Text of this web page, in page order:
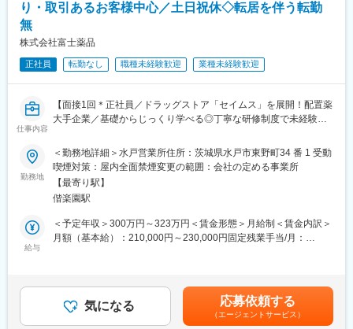
■【生涯学習講座】【薬局薬剤師総論】【疾患別ベーシック講座】
必要な知識を習得することができます。
※一部、新たに配置薬を置いていただくお客様への訪問がありま
└配置薬は無料でおけるので、お客様も抵抗なく置いてくれる製
を身につけます。
・入社2週間～1カ月 ： 先輩社員に同行し、仕事の流れを学びま
キルを習得します。
・入社1カ月以降 ： 慣れてきたら独り立ち。既存のお客様をメイ
ンに訪問します。
★困ったら先輩社員に相談しやすい雰囲気です！
＜専門資格を取得できる＞
・入社後は、医薬品販売の専門知識を身につけるために、登録販
・資格取得後は、資格手当として給与にも反映されます。
り・取引あるお客様中心／土日祝休◇転居を伴う転勤
無
株式会社富士薬品
正社員 転勤なし 職種未経験歓迎 業種未経験歓迎
仕事内容
【面接1回＊正社員／ドラッグストア「セイムス」を展開！配置薬
大手企業／基礎からじっくり学べる◎丁寧な研修制度で未経験の
■職務内容：
担当エリアのお客様（個人宅や企業）へ訪問し、配置薬（お薬
箱）や健康食品の提案をお任せします。
※既に、取引のあるお客様先を訪問するスタイルです。
＜仕事の流れ＞
へ訪問をします。
勤務地
＜勤務地詳細＞水戸営業所住所：茨城県水戸市東野町34 番 1 受動
喫煙対策：屋内全面禁煙変更の範囲：会社の定める事業所
【最寄り駅】
偕楽園駅
給与
＜予定年収＞300万円～323万円＜賃金形態＞月給制＜賃金内訳＞
月額（基本給）：210,000円～230,000円固定残業手当/月：
年収は当社規定に基づき、年齢や経験に応じて決定します。・昇
給：年1回（4月）＜モデル給与＞※入社3年目平均基本給＋各種手
当＋業績連動給→総支給月額344,141円※業績連動給：月の予算達
気になる 応募依頼する
（エージェントサービス）